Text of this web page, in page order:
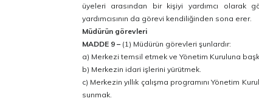
üyeleri arasından bir kişiyi yardımcı olarak
yardımcısının da görevi kendiliğinden sona erer.
Müdürün görevleri
MADDE 9 –(1) Müdürün görevleri şunlardır:
a) Merkezi temsil etmek ve Yönetim Kuruluna
b) Merkezin idari işlerini yürütmek.
c) Merkezin yıllık çalışma programını Yönetim
sunmak.